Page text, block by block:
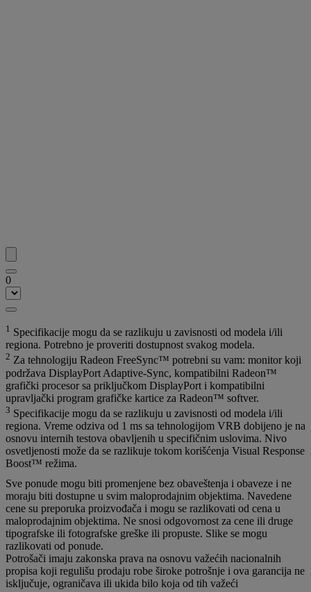
0
1 Specifikacije mogu da se razlikuju u zavisnosti od modela i/ili
regiona. Potrebno je proveriti dostupnost svakog modela.
2 Za tehnologiju Radeon FreeSync™ potrebni su vam: monitor koji
podržava DisplayPort Adaptive-Sync, kompatibilni Radeon™
grafički procesor sa priključkom DisplayPort i kompatibilni
upravljački program grafičke kartice za Radeon™ softver.
3 Specifikacije mogu da se razlikuju u zavisnosti od modela i/ili
regiona. Vreme odziva od 1 ms sa tehnologijom VRB dobijeno je na
osnovu internih testova obavljenih u specifičnim uslovima. Nivo
osvetljenosti može da se razlikuje tokom korišćenja Visual Response
Boost™ režima.
Sve ponude mogu biti promenjene bez obaveštenja i obaveze i ne
moraju biti dostupne u svim maloprodajnim objektima. Navedene
cene su preporuka proizvođača i mogu se razlikovati od cena u
maloprodajnim objektima. Ne snosi odgovornost za cene ili druge
tipografske ili fotografske greške ili propuste. Slike se mogu
razlikovati od ponude.
Potrošači imaju zakonska prava na osnovu važećih nacionalnih
propisa koji regulišu prodaju robe široke potrošnje i ova garancija ne
isključuje, ograničava ili ukida bilo koja od tih važeći